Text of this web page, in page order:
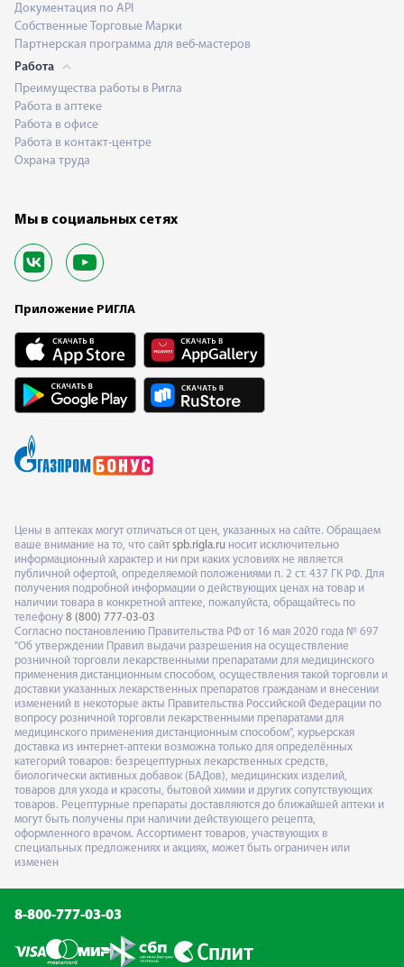
Документация по API
Собственные Торговые Марки
Партнерская программа для веб-мастеров
Работа
Преимущества работы в Ригла
Работа в аптеке
Работа в офисе
Работа в контакт-центре
Охрана труда
Мы в социальных сетях
Приложение РИГЛА
Цены в аптеках могут отличаться от цен, указанных на сайте. Обращаем
ваше внимание на то, что сайт spb.rigla.ru носит исключительно
информационный характер и ни при каких условиях не является
публичной офертой, определяемой положениями п. 2 ст. 437 ГК РФ. Для
получения подробной информации о действующих ценах на товар и
наличии товара в конкретной аптеке, пожалуйста, обращайтесь по
телефону 8 (800) 777-03-03
Согласно постановлению Правительства РФ от 16 мая 2020 года № 697
"Об утверждении Правил выдачи разрешения на осуществление
розничной торговли лекарственными препаратами для медицинского
применения дистанционным способом, осуществления такой торговли и
доставки указанных лекарственных препаратов гражданам и внесении
изменений в некоторые акты Правительства Российской Федерации по
вопросу розничной торговли лекарственными препаратами для
медицинского применения дистанционным способом", курьерская
доставка из интернет-аптеки возможна только для определённых
категорий товаров: безрецептурных лекарственных средств,
биологически активных добавок (БАДов), медицинских изделий,
товаров для ухода и красоты, бытовой химии и других сопутствующих
товаров. Рецептурные препараты доставляются до ближайшей аптеки и
могут быть получены при наличии действующего рецепта,
оформленного врачом. Ассортимент товаров, участвующих в
специальных предложениях и акциях, может быть ограничен или
изменен
8-800-777-03-03